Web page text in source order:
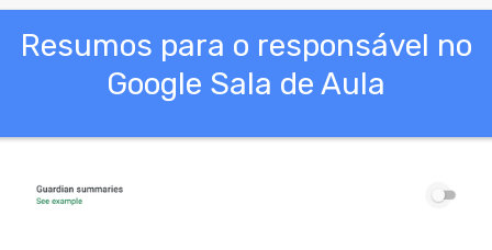
Resumos para o responsável no
Google Sala de Aula